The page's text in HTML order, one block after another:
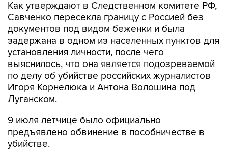
документов под видом беженки и была
задержана в одном из населенных пунктов для
установления личности, после чего
выяснилось, что она является подозреваемой
по делу об убийстве российских журналистов
Игоря Корнелюка и Антона Волошина под
Луганском.
9 июля летчице было официально
убийстве.
Новоусманский районный суд 2 июля избрал в